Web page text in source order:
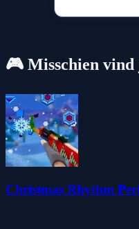
🎮 Misschien vind
Christmas Rhythm